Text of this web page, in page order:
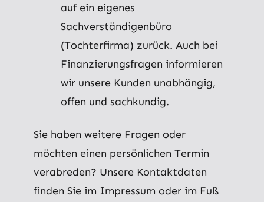
auf ein eigenes
Sachverständigenbüro
(Tochterfirma) zurück. Auch bei
Finanzierungsfragen informieren
wir unsere Kunden unabhängig,
offen und sachkundig.
Sie haben weitere Fragen oder
möchten einen persönlichen Termin
verabreden? Unsere Kontaktdaten
finden Sie im Impressum oder im Fuß